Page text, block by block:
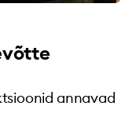
annavad